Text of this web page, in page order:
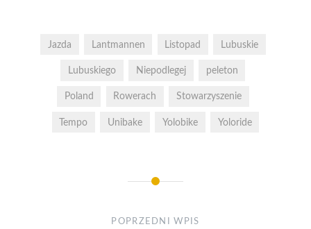
Jazda Lantmannen Listopad Lubuskie
Lubuskiego Niepodlegej peleton
Poland Rowerach Stowarzyszenie
Tempo Unibake Yolobike Yoloride
POPRZEDNI WPIS